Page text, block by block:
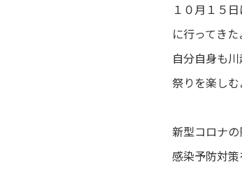
１０月１５
に行ってき
自分自身も
祭りを楽し
新型コロナ
感染予防対